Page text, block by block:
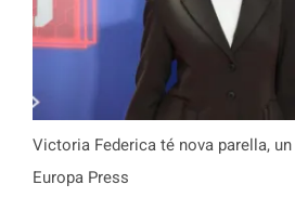
Victoria Federica té nova parella,
Europa Press